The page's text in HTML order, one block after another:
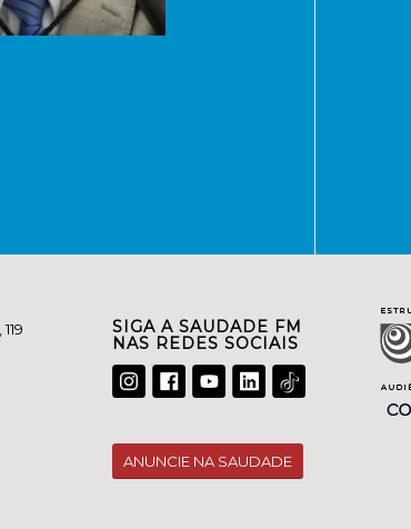
SIGA A SAUDADE FM
NAS REDES SOCIAIS
ANUNCIE NA SAUDADE